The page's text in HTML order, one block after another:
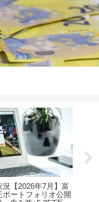
【2026年7月】富
ポートフォリオ公開